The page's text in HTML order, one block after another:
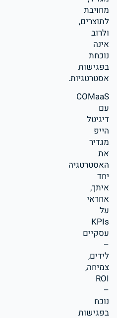
מחויבת
לתוצרים,
ולרוב
אינה
נוכחת
בפגישות
אסטרטגיות.
COMaaS
עם
דיגיטל
הייפ
מגדיר
את
האסטרטגיה
יחד
איתך,
אחראי
על
KPIs
עסקיים
–
לידים,
צמיחה,
ROI
–
נוכח
בפגישות